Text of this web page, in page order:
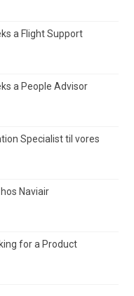
a Flight Support
a People Advisor
Specialist til vores
Naviair
for a Product